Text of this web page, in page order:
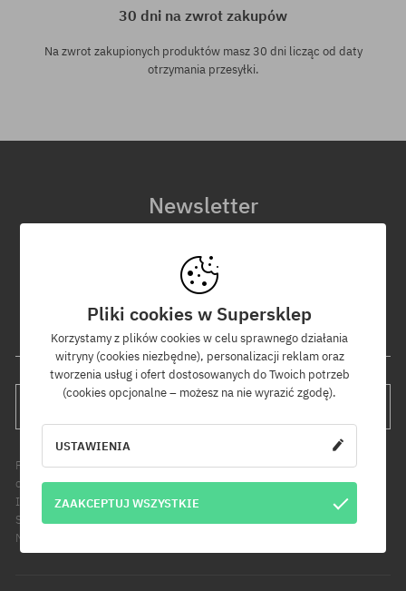
30 dni na zwrot zakupów
Na zwrot zakupionych produktów masz 30 dni licząc od daty
otrzymania przesyłki.
Newsletter
nowościach i promocjach!
Dodatkowo otrzymasz kod rabatowy -5% na całe zamówienie!
Twój adres e-mail
Podanie adresu e-mail jest jednoznaczne z wyrażeniem zgody na
otrzymywanie informacji handlowych pod wskazany adres e-mail.
Informujemy, że administratorem Twoich danych osobowych jest Cool
Sport Distribution sp. z o.o. z siedzibą przy ul. Handlowców 2 w
Modlniczce. Dowiedz się więcej o przetwarzaniu Twoich danych.
Pliki cookies w Supersklep
Korzystamy z plików cookies w celu sprawnego działania
witryny (cookies niezbędne), personalizacji reklam oraz
tworzenia usług i ofert dostosowanych do Twoich potrzeb
(cookies opcjonalne – możesz na nie wyrazić zgodę).
USTAWIENIA
ZAAKCEPTUJ WSZYSTKIE